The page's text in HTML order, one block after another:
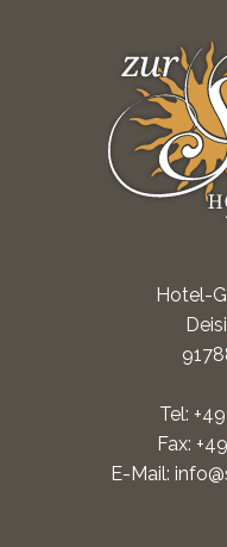
Hotel-
Tel:
Fax:
E-Mail: